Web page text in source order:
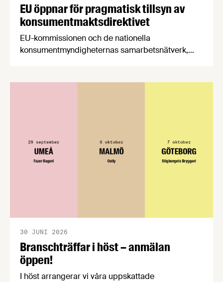
EU öppnar för pragmatisk tillsyn av
konsumentmaktsdirektivet
EU-kommissionen och de nationella
konsumentmyndigheternas samarbetsnätverk,
Branschträffar i höst – anmälan
öppen!
30 JUNI 2026
I höst arrangerar vi våra uppskattade